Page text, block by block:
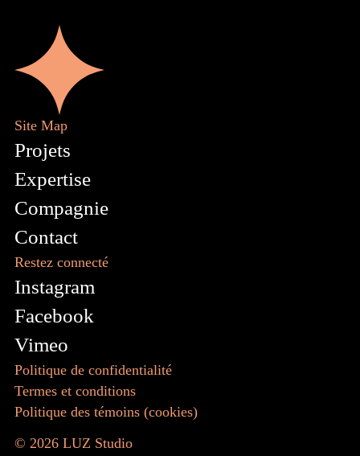
Site Map
Projets
Expertise
Compagnie
Contact
Restez connecté
Instagram
Facebook
Vimeo
Politique de confidentialité
Termes et conditions
Politique des témoins (cookies)
© 2026LUZ Studio